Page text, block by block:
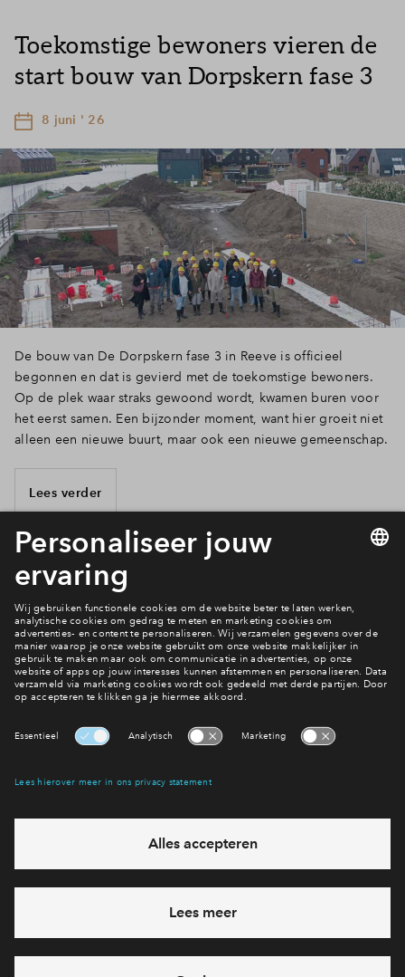
Toekomstige bewoners vieren de
start bouw van Dorpskern fase 3
8 juni ' 26
De bouw van De Dorpskern fase 3 in Reeve is officieel
begonnen en dat is gevierd met de toekomstige bewoners.
Op de plek waar straks gewoond wordt, kwamen buren voor
het eerst samen. Een bijzonder moment, want hier groeit niet
alleen een nieuwe buurt, maar ook een nieuwe gemeenschap.
Lees verder
Heb je een vraag?
Neem contact op
eventuele projecten
Ja, ik wil mij aanmelden
Heb je een vraag en wil je direct antwoord? Bel ons op088
71 22 660